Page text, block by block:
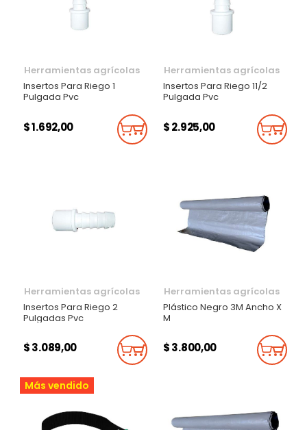
Herramientas agrícolas
Insertos Para Riego 1
Pulgada Pvc
$ 1.692,00 Añadir Al Carrito
Herramientas agrícolas
Insertos Para Riego 11/2
Pulgada Pvc
$ 2.925,00
Herramientas agrícolas
Insertos Para Riego 2
Pulgadas Pvc
$ 3.089,00 Añadir Al Carrito
Herramientas agrícolas
Plástico Negro 3M Ancho X
M
$ 3.800,00
Más vendido